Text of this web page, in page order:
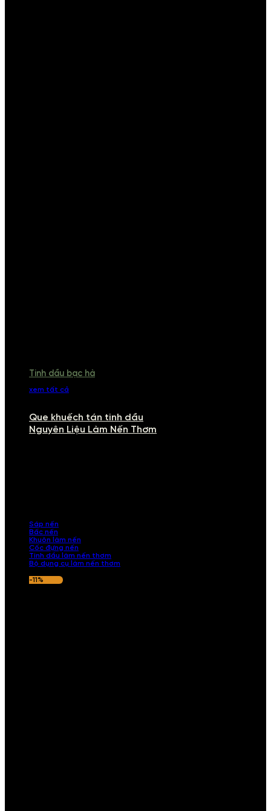
Tinh dầu bạc hà
xem tất cả
Que khuếch tán tinh dầu
Nguyên Liệu Làm Nến Thơm
Sáp nến
Bấc nến
Khuôn làm nến
Cốc đựng nến
Tinh dầu làm nến thơm
Bộ dụng cụ làm nến thơm
-11%